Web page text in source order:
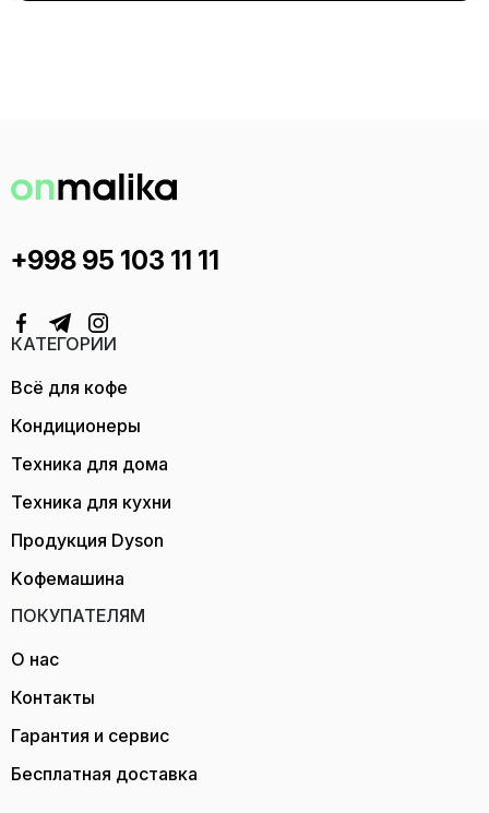
+998 95 103 11 11
КАТЕГОРИИ
Всё для кофе
Кондиционеры
Техника для дома
Техника для кухни
Продукция Dyson
Kофемашина
ПОКУПАТЕЛЯМ
О нас
Контакты
Гарантия и сервис
Бесплатная доставка